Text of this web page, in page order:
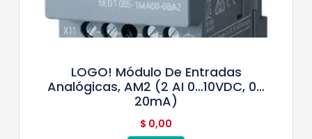
LOGO! Módulo De Entradas
Analógicas, AM2 (2 AI 0…10VDC, 0…
20mA)
$ 0,00